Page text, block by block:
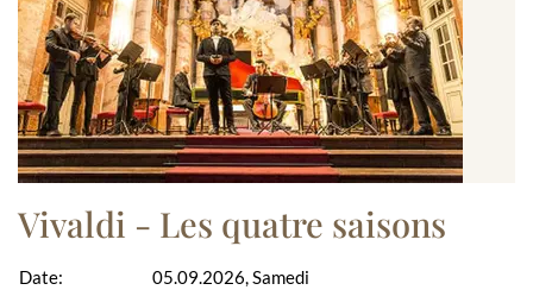
Vivaldi - Les quatre saisons
Date:
05.09.2026, Samedi